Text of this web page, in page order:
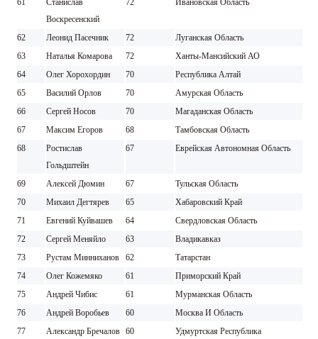
61
Станислав
Воскресенский
72 Ивановская Область
62 Леонид Пасечник 72
Луганская Область
63
Наталья Комарова 72
Ханты-Мансийский АО
64
Олег Хорохордин 70
Республика Алтай
65
Василий Орлов 70
Амурская Область
66
Сергей Носов 70
Магаданская Область
67
Максим Егоров 68
Тамбовская Область
68
Ростислав
Гольдштейн
67 Еврейская Автономная Область
69 Алексей Дюмин 67
Тульская Область
70
Михаил Дегтярев 65
Хабаровский Край
71
Евгений Куйвашев 64
Свердловская Область
72
Сергей Меняйло 63
Владикавказ
73
Рустам Минниханов 62
Татарстан
74
Олег Кожемяко 61
Приморский Край
75
Андрей Чибис 61
Мурманская Область
76
Андрей Воробьев 60
Москва И Область
77
Александр Бречалов 60
Удмуртская Республика